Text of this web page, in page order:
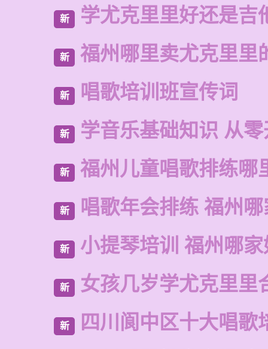
新 学尤克里里好还是吉
新 福州哪里卖尤克里里
新 唱歌培训班宣传词
新 学音乐基础知识 从
新 福州儿童唱歌排练哪
新 唱歌年会排练 福州
新 小提琴培训 福州哪
新 女孩几岁学尤克里里
新 四川阆中区十大唱歌